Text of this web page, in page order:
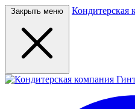
Закрыть меню Кондитерская